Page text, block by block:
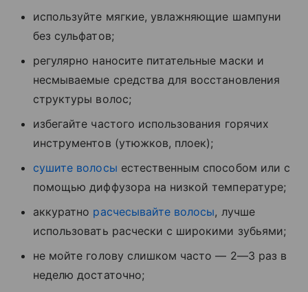
используйте мягкие, увлажняющие шампуни
без сульфатов;
регулярно наносите питательные маски и
несмываемые средства для восстановления
структуры волос;
избегайте частого использования горячих
инструментов (утюжков, плоек);
сушите волосы естественным способом или с
помощью диффузора на низкой температуре;
аккуратно расчесывайте волосы, лучше
использовать расчески с широкими зубьями;
не мойте голову слишком часто — 2—3 раз в
неделю достаточно;